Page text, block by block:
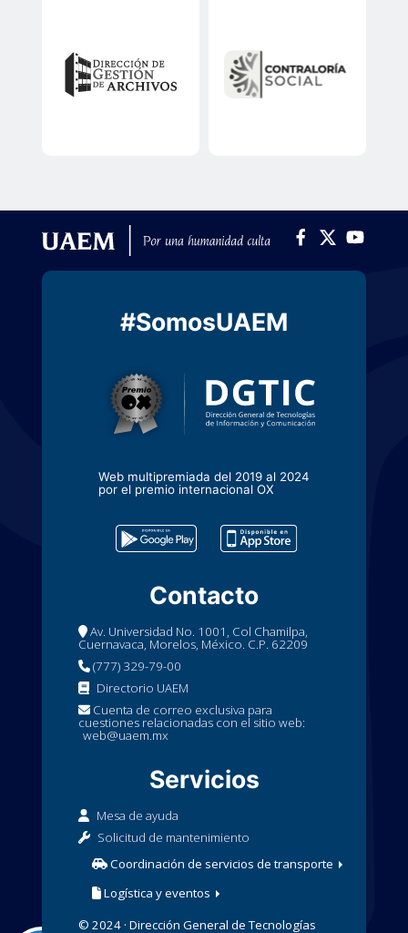
#SomosUAEM
Web multipremiada del 2019 al 2024
por el premio internacional OX
Contacto
Av. Universidad No. 1001, Col Chamilpa,
Cuernavaca, Morelos, México. C.P. 62209
(777) 329-79-00
Directorio UAEM
Cuenta de correo exclusiva para
cuestiones relacionadas con el sitio web:
web@uaem.mx
Servicios
Mesa de ayuda
Solicitud de mantenimiento
Coordinación de servicios de transporte
Logística y eventos
© 2024 · Dirección General de Tecnologías